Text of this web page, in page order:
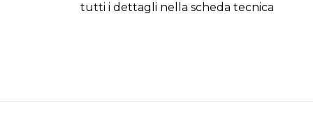
tutti i dettagli nella scheda tecnica